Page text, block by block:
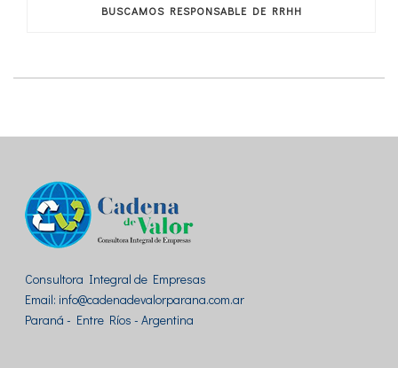
BUSCAMOS RESPONSABLE DE RRHH
Consultora Integral de Empresas
Email: info@cadenadevalorparana.com.ar
Paraná - Entre Ríos - Argentina